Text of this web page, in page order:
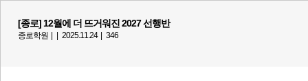
[종로] 12월에 더 뜨거워진 2027 선행반
종로학원 | 2025.11.24 | 346